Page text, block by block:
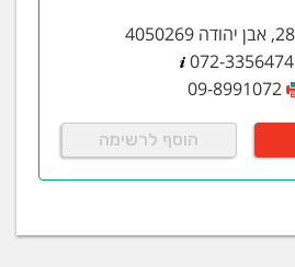
072-3356474
09-8991072
הוסף לרשימה